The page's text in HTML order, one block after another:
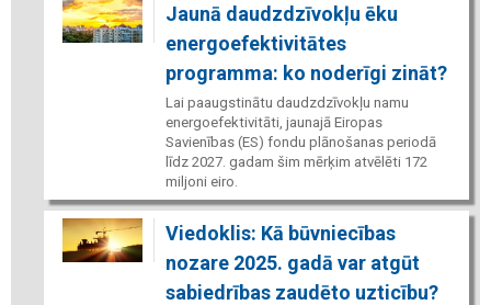
Jaunā daudzdzīvokļu ēku
energoefektivitātes
programma: ko noderīgi zināt?
Lai paaugstinātu daudzdzīvokļu namu
energoefektivitāti, jaunajā Eiropas
Savienības (ES) fondu plānošanas periodā
līdz 2027. gadam šim mērķim atvēlēti 172
miljoni eiro.
Viedoklis: Kā būvniecības
nozare 2025. gadā var atgūt
sabiedrības zaudēto uzticību?